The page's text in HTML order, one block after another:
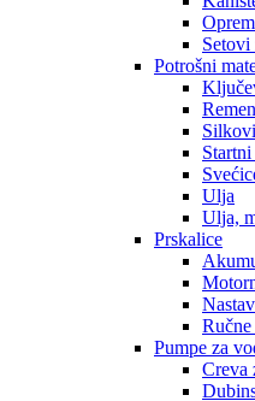
Setovi
Potrošni
Silkovi
Ulja
Ulja,
Prskalice
Pumpe za
Creva